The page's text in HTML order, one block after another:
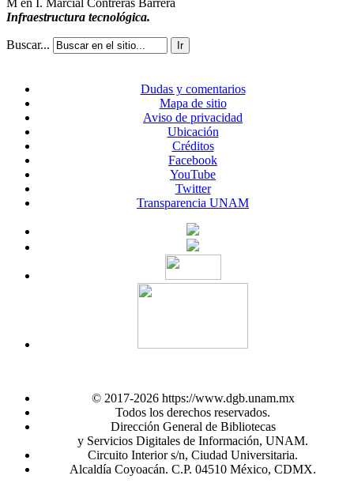
M en I. Marcial Contreras Barrera
Infraestructura tecnológica.
Buscar... Ir
Dudas y comentarios
Mapa de sitio
Aviso de privacidad
Ubicación
Créditos
Facebook
YouTube
Twitter
Transparencia UNAM
© 2017-2026 https://www.dgb.unam.mx
Todos los derechos reservados.
Dirección General de Bibliotecas
y Servicios Digitales de Información, UNAM.
Circuito Interior s/n, Ciudad Universitaria.
Alcaldía Coyoacán. C.P. 04510 México, CDMX.